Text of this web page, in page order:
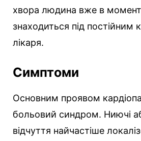
хвора людина вже в момент
знаходиться під постійним
лікаря.
Симптоми
Основним проявом
больовий синдром. Ниючі
відчуття найчастіше